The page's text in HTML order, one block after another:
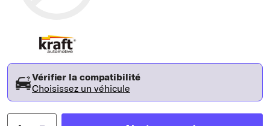
Vérifier la compatibilité
Choisissez un véhicule